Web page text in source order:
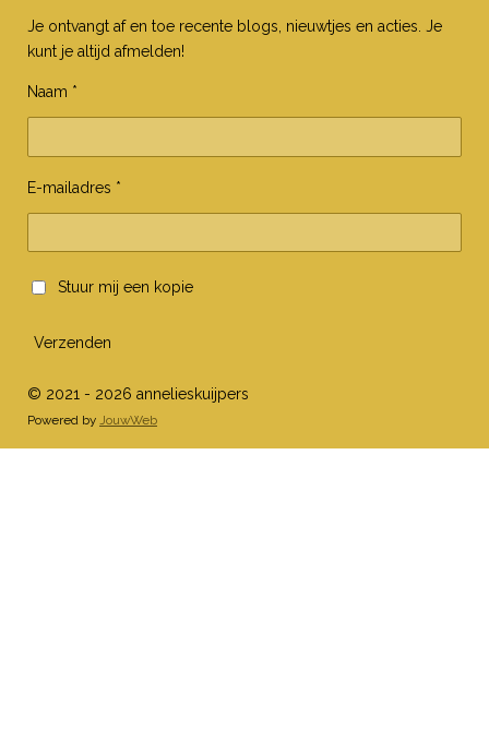
Je ontvangt af en toe recente blogs, nieuwtjes en acties. Je
kunt je altijd afmelden!
Naam *
E-mailadres *
Stuur mij een kopie
Verzenden
© 2021 - 2026 annelieskuijpers
Powered by JouwWeb